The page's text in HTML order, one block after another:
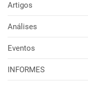
Artigos
Análises
Eventos
INFORMES